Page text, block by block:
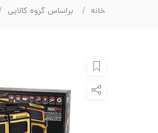
خانه براساس گروه کالایی